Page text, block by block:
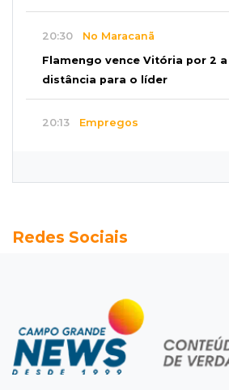
20:30 No Maracanã
Flamengo vence Vitória por 2
distância para o líder
20:13 Empregos
Vigia é amarrado durante
Bragança Paulista
Corinthians vence Bragantino
para 7º no Brasileirão
Redes Sociais